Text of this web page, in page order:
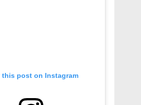
this post on Instagram